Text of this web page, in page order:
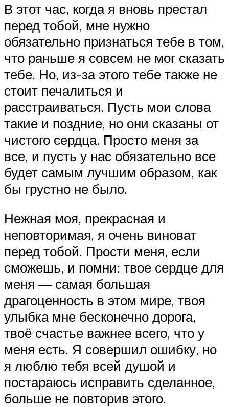
В этот час, когда я вновь престал
перед тобой, мне нужно
обязательно признаться тебе в том,
что раньше я совсем не мог сказать
тебе. Но, из-за этого тебе также не
стоит печалиться и
расстраиваться. Пусть мои слова
такие и поздние, но они сказаны от
чистого сердца. Просто меня за
все, и пусть у нас обязательно все
будет самым лучшим образом, как
бы грустно не было.
Нежная моя, прекрасная и
неповторимая, я очень виноват
перед тобой. Прости меня, если
сможешь, и помни: твое сердце для
меня — самая большая
драгоценность в этом мире, твоя
улыбка мне бесконечно дорога,
твоё счастье важнее всего, что у
меня есть. Я совершил ошибку, но
я люблю тебя всей душой и
постараюсь исправить сделанное,
больше не повторив этого.